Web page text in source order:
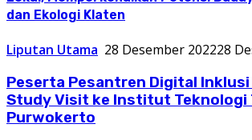
dan Ekologi Klaten
Liputan Utama 28 Desember 202228
Peserta Pesantren Digital
Study Visit ke Institut Teknologi
Purwokerto